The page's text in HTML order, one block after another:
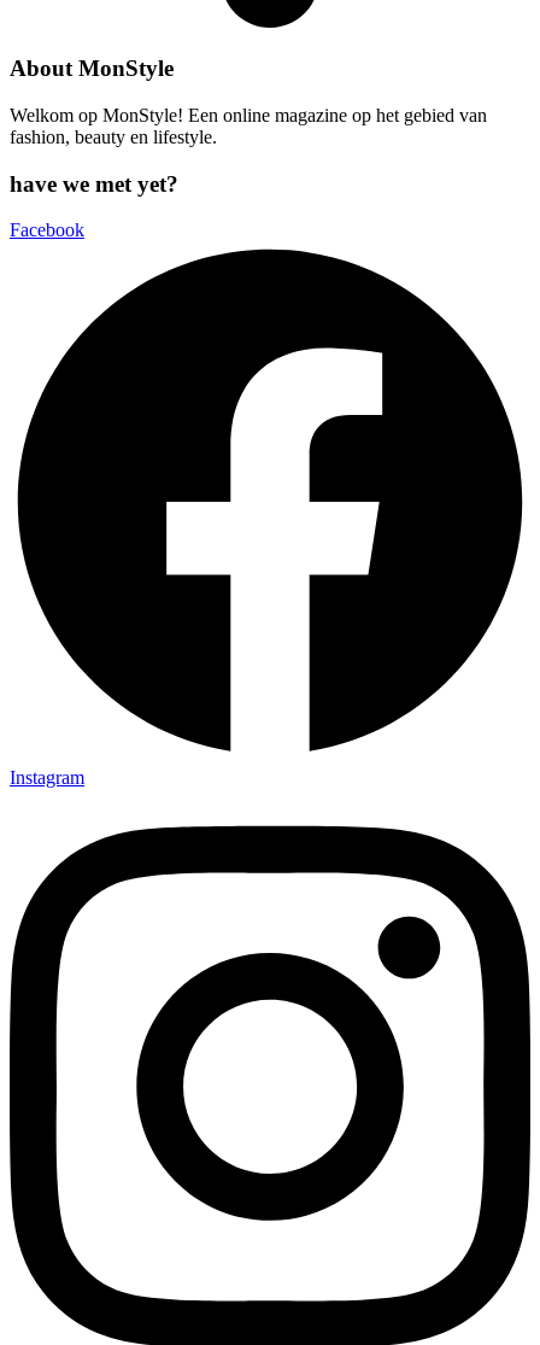
About MonStyle
Welkom op MonStyle! Een online magazine op het gebied van
fashion, beauty en lifestyle.
have we met yet?
Facebook
Instagram